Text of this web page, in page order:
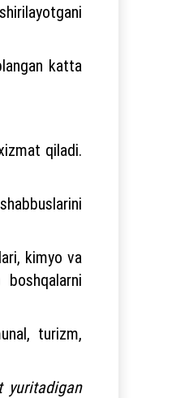
katta
qiladi.
kimyo va
turizm,
yuritadigan